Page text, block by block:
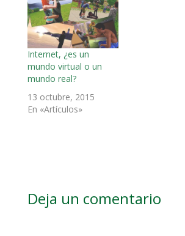
Internet, ¿es un
mundo virtual o un
mundo real?
13 octubre, 2015
En «Artículos»
Deja un comentario